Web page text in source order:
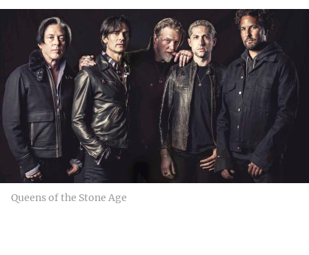
Queens of the Stone Age